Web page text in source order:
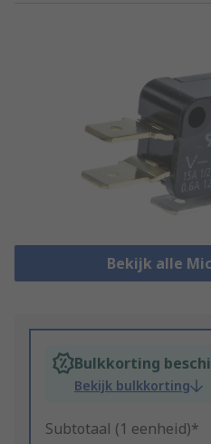
Bekijk alle
Bulkkorting
Bekijk bulkkorting
Subtotaal (1 eenheid)*